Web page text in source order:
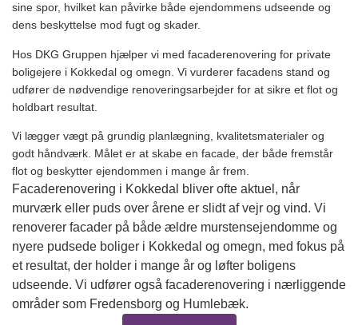
sine spor, hvilket kan påvirke både ejendommens udseende og
dens beskyttelse mod fugt og skader.
Hos DKG Gruppen hjælper vi med facaderenovering for private
boligejere i Kokkedal og omegn. Vi vurderer facadens stand og
udfører de nødvendige renoveringsarbejder for at sikre et flot og
holdbart resultat.
Vi lægger vægt på grundig planlægning, kvalitetsmaterialer og
godt håndværk. Målet er at skabe en facade, der både fremstår
flot og beskytter ejendommen i mange år frem.
Facaderenovering i Kokkedal bliver ofte aktuel, når
murværk eller puds over årene er slidt af vejr og vind. Vi
renoverer facader på både ældre murstensejendomme og
nyere pudsede boliger i Kokkedal og omegn, med fokus på
et resultat, der holder i mange år og løfter boligens
udseende. Vi udfører også facaderenovering i nærliggende
områder som Fredensborg og Humlebæk.